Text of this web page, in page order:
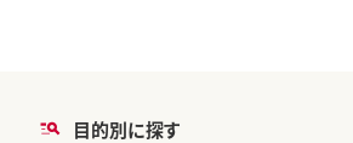
目的別に探す